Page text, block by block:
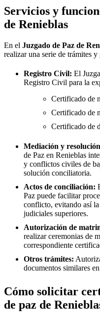
Servicios y
de Renieblas
En el Juzgado de Paz de
realizar una serie de trámites
Registro Civil: El
Registro Civil para la
Certificado de
Certificado de
Certificado de
Mediación y
de Paz en Renieblas
y conflictos civiles de
solución conciliatoria.
Actos de conciliación:
Paz puede facilitar
conflicto, evitando así
judiciales superiores.
Autorización de
realizar ceremonias de
correspondiente
Otros trámites:
documentos similares
Cómo solicitar
de paz de